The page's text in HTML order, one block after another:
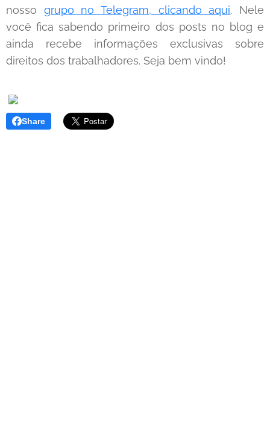
nosso grupo no Telegram, clicando aqui. Nele
você fica sabendo primeiro dos posts no blog e
ainda recebe informações exclusivas sobre
direitos dos trabalhadores. Seja bem vindo!
Share